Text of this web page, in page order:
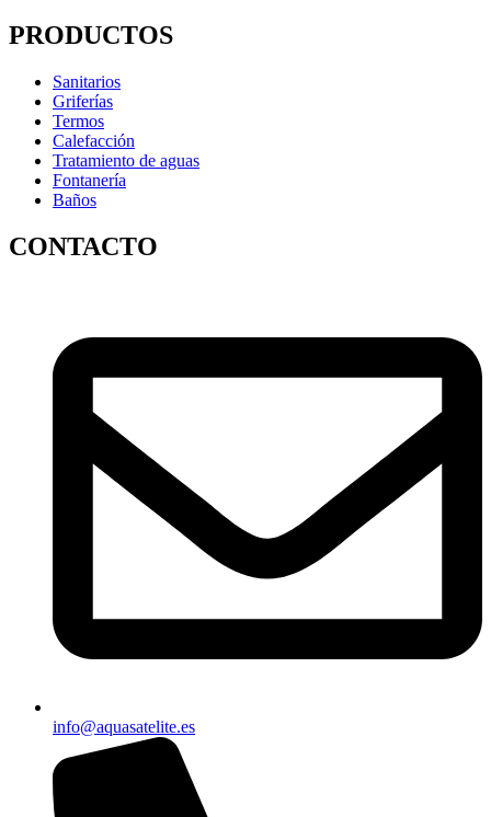
PRODUCTOS
Sanitarios
Griferías
Termos
Calefacción
Tratamiento de aguas
Fontanería
Baños
CONTACTO
info@aquasatelite.es